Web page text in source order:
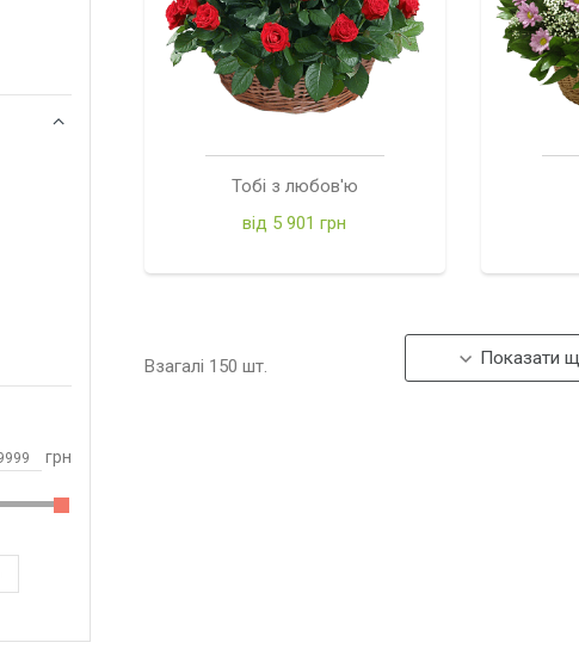
грн
Тобі з любов'ю
від 5 901 грн
Взагалі 150 шт. Показати